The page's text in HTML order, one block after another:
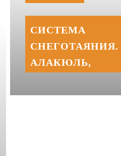
СИСТЕМА
СНЕГОТАЯНИЯ.
АЛАКЮЛЬ,